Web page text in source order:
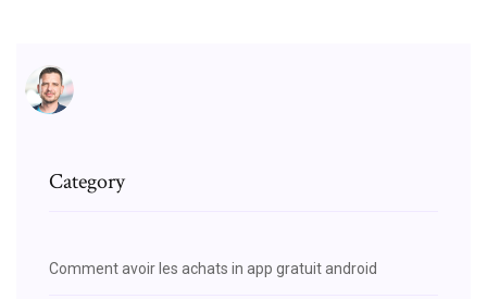
Category
Comment avoir les achats in app gratuit android